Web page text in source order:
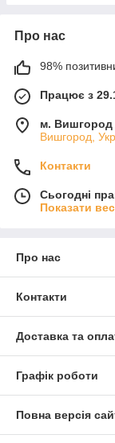
Про нас
98%
Працює з
м. Вишгород
Вишгород,
Контакти
Сьогодні
Показати
Про нас
Контакти
Доставка та
Графік роботи
Повна версія